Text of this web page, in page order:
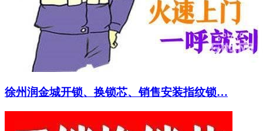
徐州润金城开锁、换锁芯、销售安装指纹锁…